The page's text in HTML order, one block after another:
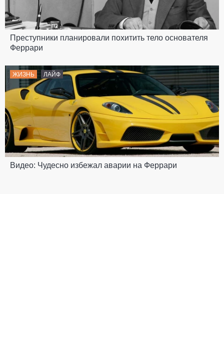
Преступники планировали похитить тело основателя
Феррари
ЖИЗНЬ ЛАЙФ
Видео: Чудесно избежал аварии на Феррари